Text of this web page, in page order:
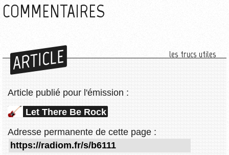
COMMENTAIRES
ARTICLE les trucs utiles
Article publié pour l'émission :
Let There Be Rock
Adresse permanente de cette page :